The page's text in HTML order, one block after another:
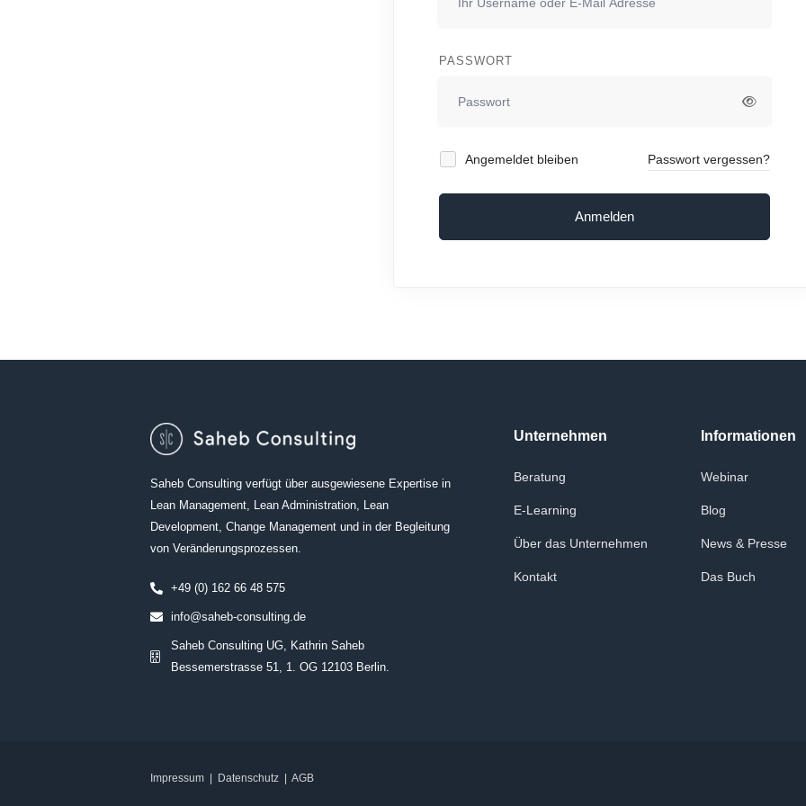
PASSWORT
Angemeldet bleiben Passwort vergessen?
Anmelden
Saheb Consulting verfügt über ausgewiesene Expertise in
Lean Management, Lean Administration, Lean
Development, Change Management und in der Begleitung
von Veränderungsprozessen.
+49 (0) 162 66 48 575
info@saheb-consulting.de
Saheb Consulting UG, Kathrin Saheb
Bessemerstrasse 51, 1. OG 12103 Berlin.
Unternehmen
Beratung
E-Learning
Über das Unternehmen
Kontakt
Informationen
Webinar
Blog
News & Presse
Das Buch
Impressum Datenschutz AGB